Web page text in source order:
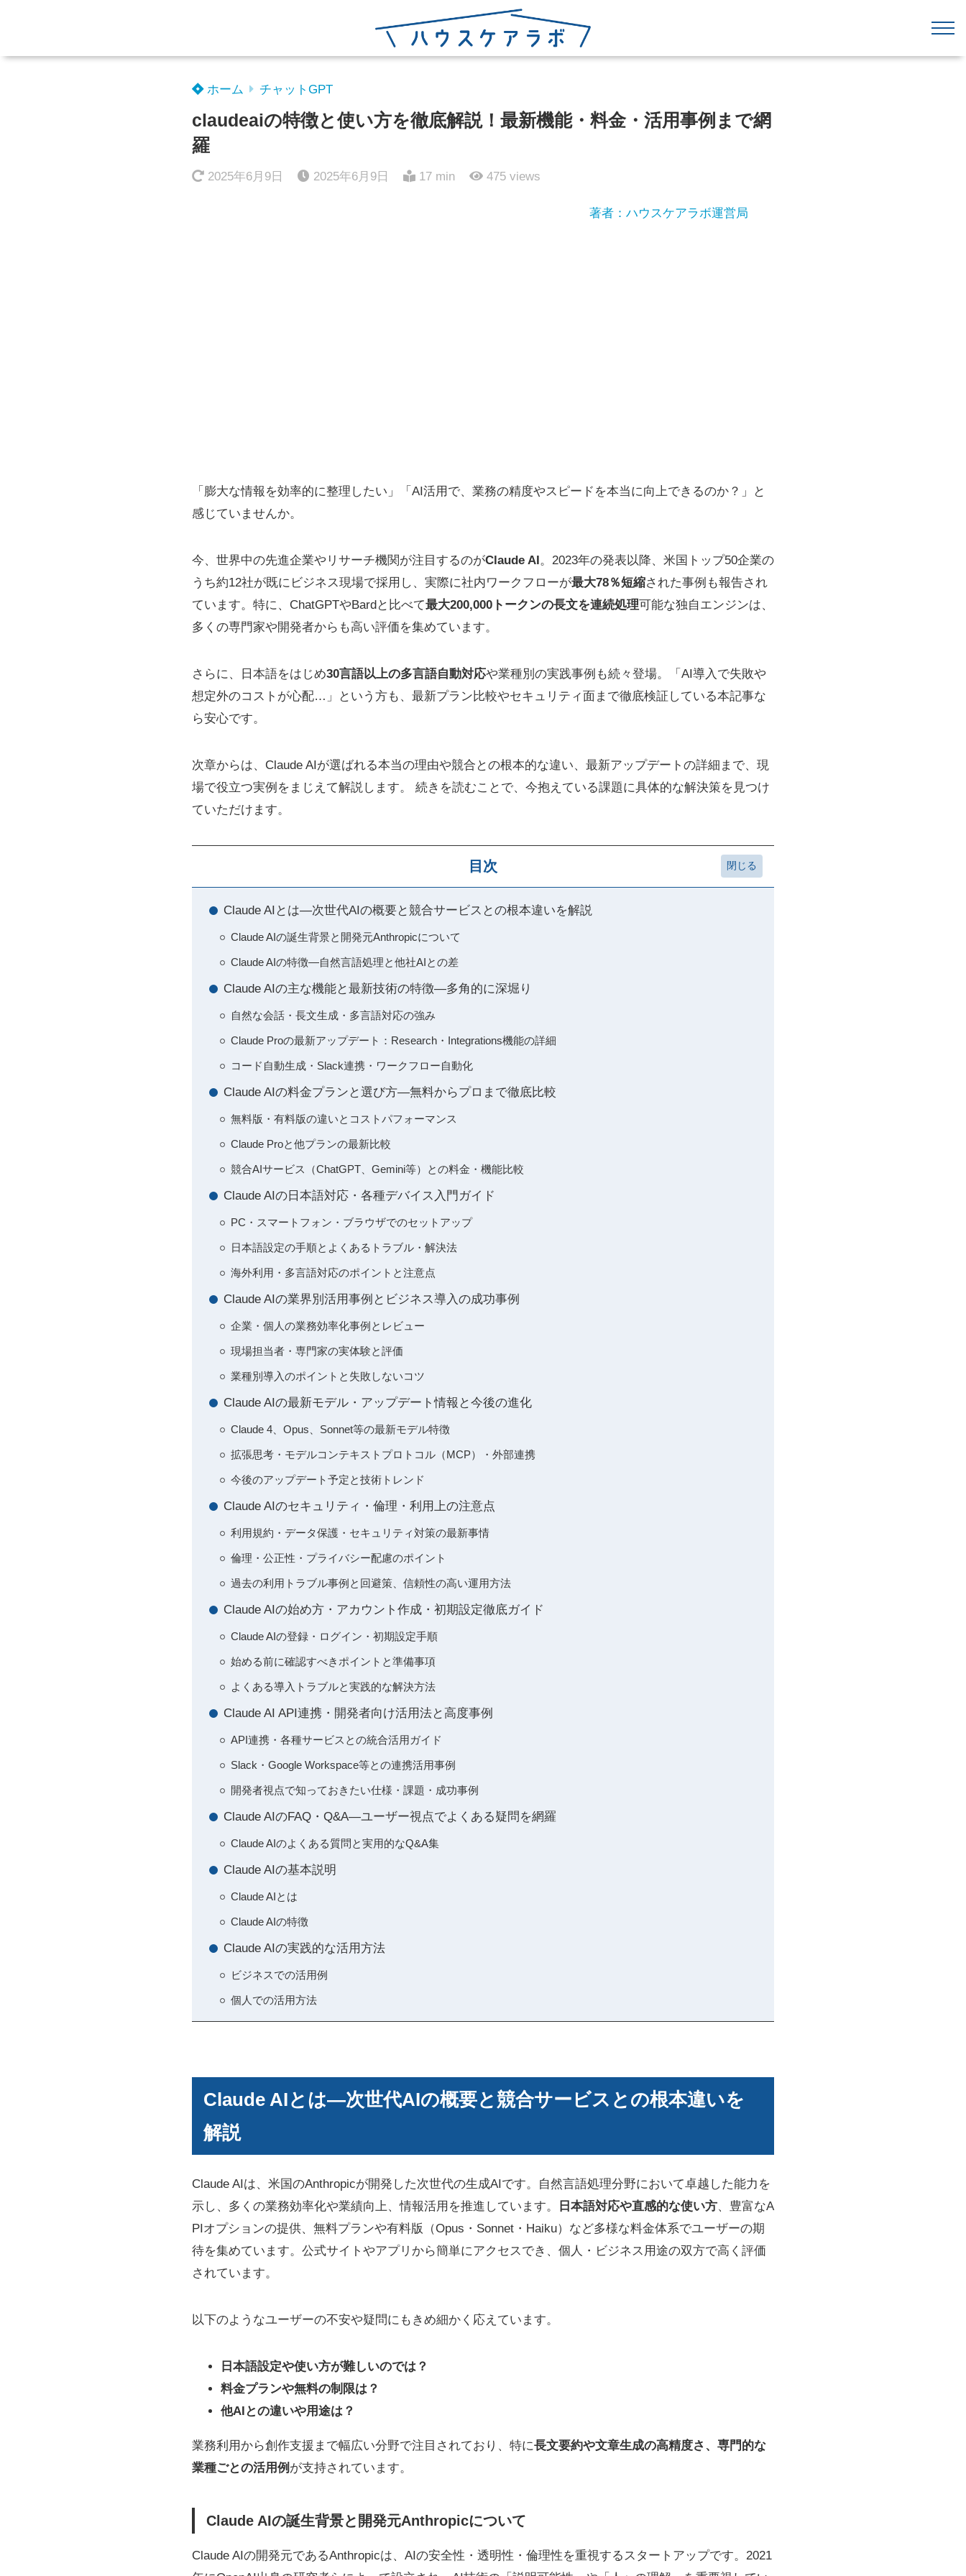
ホーム チャットGPT
claudeaiの特徴と使い方を徹底解説！最新機能・料金・活用事例まで網
羅
2025年6月9日 2025年6月9日 17 min 475 views
著者：ハウスケアラボ運営局
「膨大な情報を効率的に整理したい」「AI活用で、業務の精度やスピードを本当に向上できるのか？」と
感じていませんか。
今、世界中の先進企業やリサーチ機関が注目するのがClaude AI。2023年の発表以降、米国トップ50企業の
うち約12社が既にビジネス現場で採用し、実際に社内ワークフローが最大78％短縮された事例も報告され
ています。特に、ChatGPTやBardと比べて最大200,000トークンの長文を連続処理可能な独自エンジンは、
多くの専門家や開発者からも高い評価を集めています。
さらに、日本語をはじめ30言語以上の多言語自動対応や業種別の実践事例も続々登場。「AI導入で失敗や
想定外のコストが心配…」という方も、最新プラン比較やセキュリティ面まで徹底検証している本記事な
ら安心です。
次章からは、Claude AIが選ばれる本当の理由や競合との根本的な違い、最新アップデートの詳細まで、現
場で役立つ実例をまじえて解説します。 続きを読むことで、今抱えている課題に具体的な解決策を見つけ
ていただけます。
目次
Claude AIとは―次世代AIの概要と競合サービスとの根本違いを解説
Claude AIの誕生背景と開発元Anthropicについて
Claude AIの特徴―自然言語処理と他社AIとの差
Claude AIの主な機能と最新技術の特徴―多角的に深堀り
自然な会話・長文生成・多言語対応の強み
Claude Proの最新アップデート：Research・Integrations機能の詳細
コード自動生成・Slack連携・ワークフロー自動化
Claude AIの料金プランと選び方―無料からプロまで徹底比較
無料版・有料版の違いとコストパフォーマンス
Claude Proと他プランの最新比較
競合AIサービス（ChatGPT、Gemini等）との料金・機能比較
Claude AIの日本語対応・各種デバイス入門ガイド
PC・スマートフォン・ブラウザでのセットアップ
日本語設定の手順とよくあるトラブル・解決法
海外利用・多言語対応のポイントと注意点
Claude AIの業界別活用事例とビジネス導入の成功事例
企業・個人の業務効率化事例とレビュー
現場担当者・専門家の実体験と評価
業種別導入のポイントと失敗しないコツ
Claude AIの最新モデル・アップデート情報と今後の進化
Claude 4、Opus、Sonnet等の最新モデル特徴
拡張思考・モデルコンテキストプロトコル（MCP）・外部連携
今後のアップデート予定と技術トレンド
Claude AIのセキュリティ・倫理・利用上の注意点
利用規約・データ保護・セキュリティ対策の最新事情
倫理・公正性・プライバシー配慮のポイント
過去の利用トラブル事例と回避策、信頼性の高い運用方法
Claude AIの始め方・アカウント作成・初期設定徹底ガイド
Claude AIの登録・ログイン・初期設定手順
始める前に確認すべきポイントと準備事項
よくある導入トラブルと実践的な解決方法
Claude AI API連携・開発者向け活用法と高度事例
API連携・各種サービスとの統合活用ガイド
Slack・Google Workspace等との連携活用事例
開発者視点で知っておきたい仕様・課題・成功事例
Claude AIのFAQ・Q&A―ユーザー視点でよくある疑問を網羅
Claude AIのよくある質問と実用的なQ&A集
Claude AIの基本説明
Claude AIとは
Claude AIの特徴
Claude AIの実践的な活用方法
ビジネスでの活用例
個人での活用方法
Claude AIとは―次世代AIの概要と競合サービスとの根本違いを
解説
Claude AIは、米国のAnthropicが開発した次世代の生成AIです。自然言語処理分野において卓越した能力を
示し、多くの業務効率化や業績向上、情報活用を推進しています。
日本語対応や直感的な使い方、豊富なA
PIオプションの提供、無料プランや有料版（Opus・Sonnet・Haiku）など多様な料金体系でユーザーの期
待を集めています。公式サイトやアプリから簡単にアクセスでき、個人・ビジネス用途の双方で高く評価
されています。
以下のようなユーザーの不安や疑問にもきめ細かく応えています。
日本語設定や使い方が難しいのでは？
料金プランや無料の制限は？
他AIとの違いや用途は？
業務利用から創作支援まで幅広い分野で注目されており、特に長文要約や文章生成の高精度さ、専門的な
業種ごとの活用例 が支持されています。
Claude AIの誕生背景と開発元Anthropicについて
Claude AIの開発元であるAnthropicは、AIの安全性・透明性・倫理性を重視するスタートアップです。2021